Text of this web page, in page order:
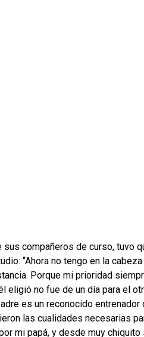
sus compañeros de curso, tuvo
“Ahora no tengo en la
Porque mi prioridad
eligió no fue de un día para el
es un reconocido entrenador
las cualidades necesarias
mi papá, y desde muy